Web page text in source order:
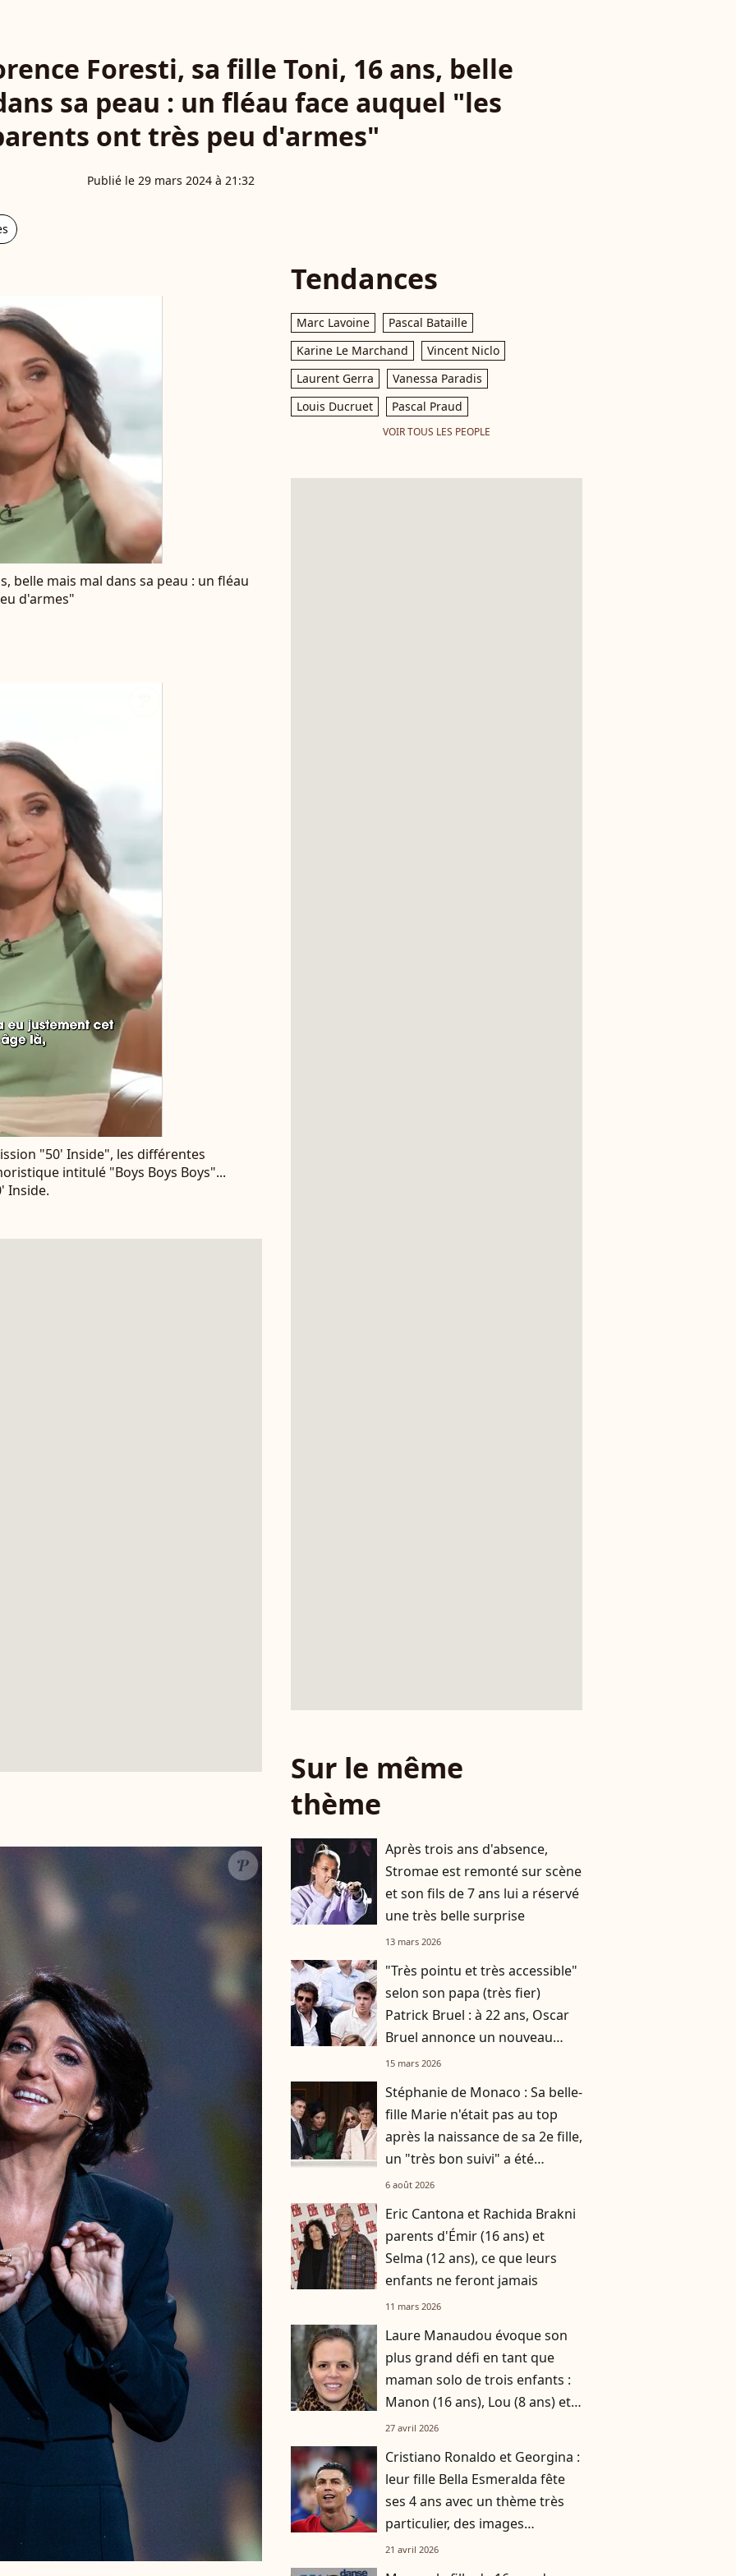
Foresti, sa fille Toni, 16 ans, belle
sa peau : un fléau face auquel "les
ont très peu d'armes"
Publié le 29 mars 2024 à 21:32
belle mais mal dans sa peau : un fléau
d'armes"
"50' Inside", les différentes
intitulé "Boys Boys Boys"...
Inside.
Tendances
Marc Lavoine
Pascal Bataille
Karine Le Marchand
Vincent Niclo
Laurent Gerra
Vanessa Paradis
Louis Ducruet
Pascal Praud
VOIR TOUS LES PEOPLE
Sur le même
thème
Après trois ans d'absence,
Stromae est remonté sur scène
et son fils de 7 ans lui a réservé
une très belle surprise
13 mars 2026
"Très pointu et très accessible"
selon son papa (très fier)
Patrick Bruel : à 22 ans, Oscar
Bruel annonce un nouveau
projet lié aux neurosciences
15 mars 2026
Stéphanie de Monaco : Sa belle-
fille Marie n'était pas au top
après la naissance de sa 2e fille,
un "très bon suivi" a été
nécessaire
6 août 2026
Eric Cantona et Rachida Brakni
parents d'Émir (16 ans) et
Selma (12 ans), ce que leurs
enfants ne feront jamais
11 mars 2026
Laure Manaudou évoque son
plus grand défi en tant que
maman solo de trois enfants :
Manon (16 ans), Lou (8 ans) et
Sacha (5 ans)
27 avril 2026
Cristiano Ronaldo et Georgina :
leur fille Bella Esmeralda fête
ses 4 ans avec un thème très
particulier, des images
partagées
21 avril 2026